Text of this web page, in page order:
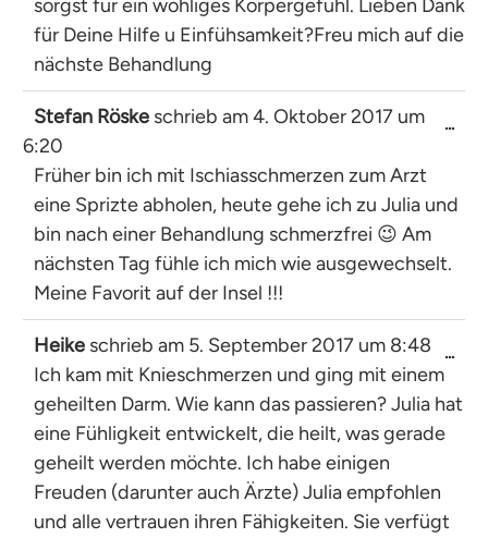
sorgst für ein wohliges Körpergefühl. Lieben Dank
für Deine Hilfe u Einfühsamkeit?Freu mich auf die
nächste Behandlung
Stefan Röske schrieb am4. Oktober 2017 um
6:20
Früher bin ich mit Ischiasschmerzen zum Arzt
eine Sprizte abholen, heute gehe ich zu Julia und
bin nach einer Behandlung schmerzfrei 😉 Am
nächsten Tag fühle ich mich wie ausgewechselt.
Meine Favorit auf der Insel !!!
...
Heike schrieb am 5. September 2017 um 8:48
Ich kam mit Knieschmerzen und ging mit einem
geheilten Darm. Wie kann das passieren? Julia hat
eine Fühligkeit entwickelt, die heilt, was gerade
geheilt werden möchte. Ich habe einigen
Freuden (darunter auch Ärzte) Julia empfohlen
und alle vertrauen ihren Fähigkeiten. Sie verfügt
...